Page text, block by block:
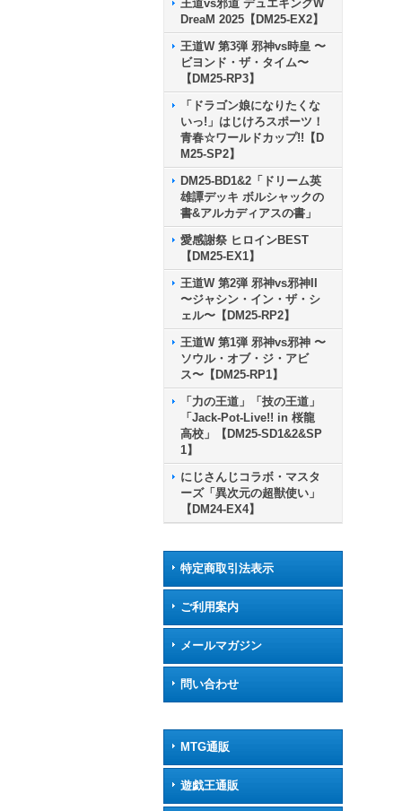
王道vs邪道 デュエキングW
DreaM 2025【DM25-EX2】
王道W 第3弾 邪神vs時皇 〜
ビヨンド・ザ・タイム〜
【DM25-RP3】
「ドラゴン娘になりたくな
いっ!」はじけろスポーツ！
青春☆ワールドカップ!!【D
M25-SP2】
DM25-BD1&2「ドリーム英
雄譚デッキ ボルシャックの
書&アルカディアスの書」
愛感謝祭 ヒロインBEST
【DM25-EX1】
王道W 第2弾 邪神vs邪神II
〜ジャシン・イン・ザ・シ
ェル〜【DM25-RP2】
王道W 第1弾 邪神vs邪神 〜
ソウル・オブ・ジ・アビ
ス〜【DM25-RP1】
「力の王道」「技の王道」
「Jack-Pot-Live!! in 桜龍
高校」【DM25-SD1&2&SP
1】
にじさんじコラボ・マスタ
ーズ「異次元の超獣使い」
【DM24-EX4】
特定商取引法表示
ご利用案内
メールマガジン
問い合わせ
MTG通販
遊戯王通販